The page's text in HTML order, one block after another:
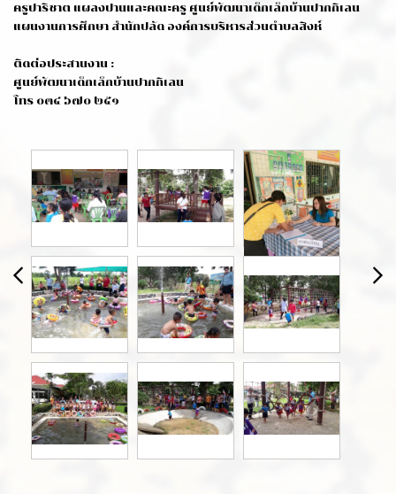
ครูปาริชาต แผลงปานและคณะครู ศูนย์พัฒนาเด็กเล็กบ้านปากกิเลน
แผนงานการศึกษา สำนักปลัด องค์การบริหารส่วนตำบลสิงห์
ติดต่อประสานงาน :
ศูนย์พัฒนาเด็กเล็กบ้านปากกิเลน
โทร ๐๓๔ ๖๗๐ ๒๕๑